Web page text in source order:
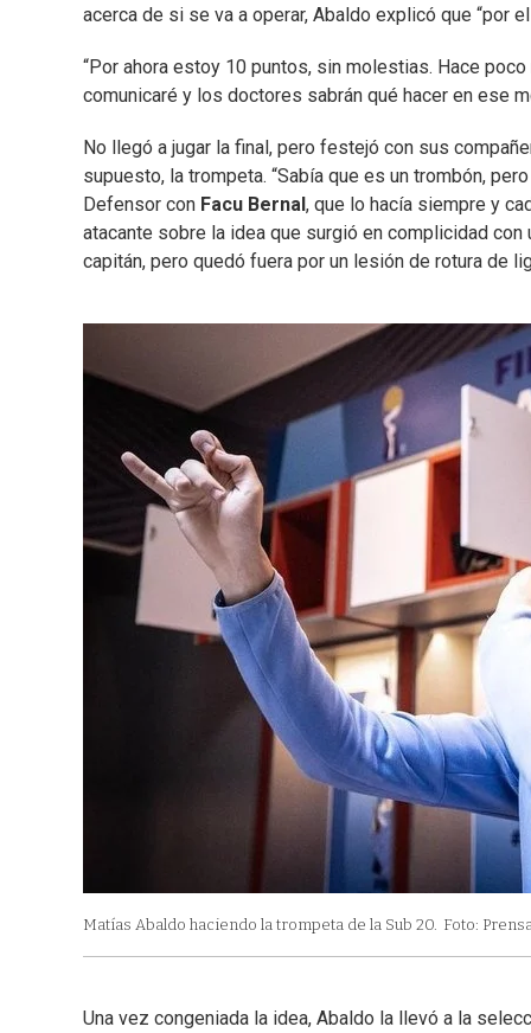
acerca de si se va a operar, Abaldo explicó que “por
“Por ahora estoy 10 puntos, sin molestias. Hace
comunicaré y los doctores sabrán qué hacer en ese
No llegó a jugar la final, pero festejó con sus
supuesto, la trompeta. “Sabía que es un trombón,
Defensor con Facu Bernal , que lo hacía siempre y
atacante sobre la idea que surgió en complicidad
capitán, pero quedó fuera por un lesión de rotura de
Matías Abaldo haciendo la trompeta de la Sub 20. Foto:
Una vez congeniada la idea, Abaldo la llevó a la